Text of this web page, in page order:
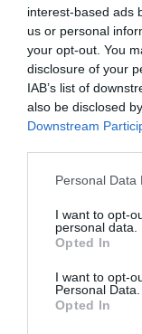
interest-based ads
us or personal
your opt-out. You
disclosure of your
IAB’s list of
also be disclosed
Downstream
Personal Data
I want to opt-
personal data.
Opted In
I want to opt-
Personal Data.
Opted In